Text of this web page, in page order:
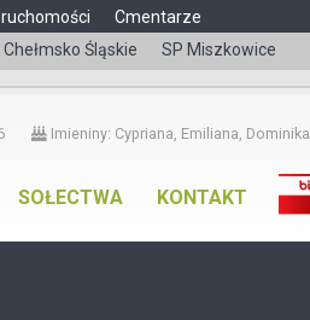
Śląskie SP Miszkowice
Cmentarze
čeština
Imieniny: Cypriana, Emiliana, Dominika
SOŁECTWA KONTAKT